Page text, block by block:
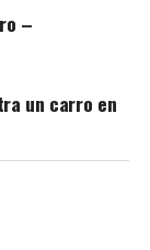
–
un carro en